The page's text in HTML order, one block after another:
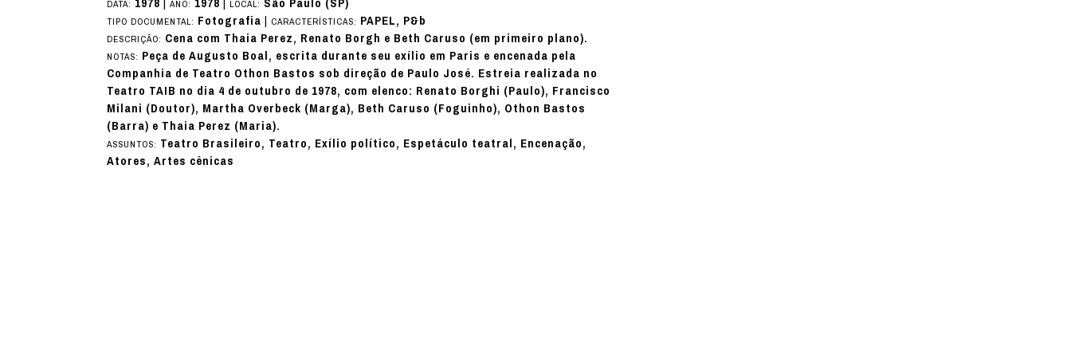
DATA: ANO: LOCAL:
TIPO DOCUMENTAL: Fotografia| CARACTERÍSTICAS: PAPEL, P&b
DESCRIÇÃO: Cena com Thaia Perez, Renato Borgh e Beth Caruso (em primeiro plano).
NOTAS: Peça de Augusto Boal, escrita durante seu exílio em Paris e encenada pela
Companhia de Teatro Othon Bastos sob direção de Paulo José. Estreia realizada no
Teatro TAIB no dia 4 de outubro de 1978, com elenco: Renato Borghi (Paulo), Francisco
Milani (Doutor), Martha Overbeck (Marga), Beth Caruso (Foguinho), Othon Bastos
(Barra) e Thaia Perez (Maria).
ASSUNTOS: Teatro Brasileiro, Teatro, Exílio político, Espetáculo teatral, Encenação,
Atores, Artes cênicas